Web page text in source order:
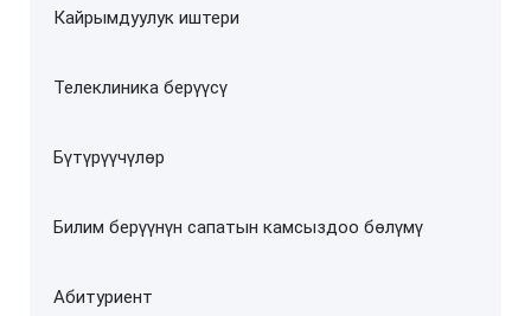
Кайрымдуулук иштери
Телеклиника берүүсү
Бүтүрүүчүлөр
Билим берүүнүн сапатын камсыздоо бөлүмү
Абитуриент